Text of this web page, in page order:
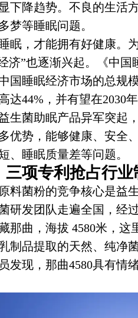
下降趋势。不良的生活
梦等睡眠问题。
，才能拥有好健康。
济”也逐渐兴起。《中国
国睡眠经济市场的总规
达44%，并有望在2030
菌助眠产品异军突起
优势，能够健康、安全
、睡眠质量差等问题。
三项专利抢占行业
菌粉的竞争核心是益
发团队走遍全国，经
那曲，海拔 4580米，
制品提取的天然、纯净
现，那曲4580具有情